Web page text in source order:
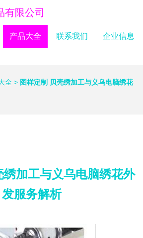
有限公司
产品大全 联系我们 企业信息
全 > 图样定制 贝壳绣加工与义乌电脑绣花
绣加工与义乌电脑绣花外
发服务解析